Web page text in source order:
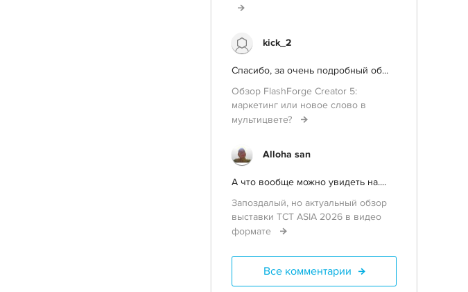
kick_2
Спасибо, за очень подробный об...
Обзор FlashForge Creator 5:
маркетинг или новое слово в
мультицвете?
Alloha san
А что вообще можно увидеть на....
Запоздалый, но актуальный обзор
выставки TCT ASIA 2026 в видео
формате
Все комментарии